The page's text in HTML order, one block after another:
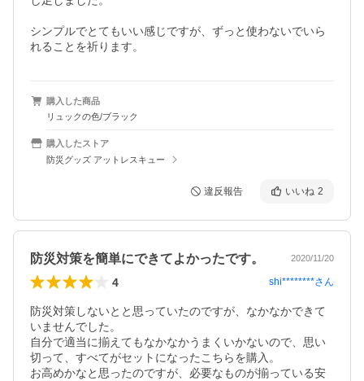
シンプルでとてもいい感じですが、ずっと使わないでいら
れることを祈ります。
購入した商品
リュックの色/ブラック
購入したストア
防災グッズ アットレスキュー
違反報告 いいね 2
防災対策を簡単にできてよかったです。 2020/11/20
4 shi********さん
防災対策しないとと思っていたのですが、なかなかできて
いませんでした。
自分で適当に揃えてもなかなかうまくいかないので、思い
切って、すべてがセットになったこちらを購入。
お高めかなと思ったのですが、必要なものが揃っている安